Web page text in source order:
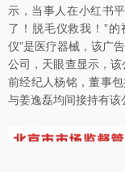
示，当事人在小红书
了！脱毛仪救我！”
仪”是医疗器械，该广
公司，天眼查显示，
前经纪人杨铭，董事
与姜逸磊均间接持有该